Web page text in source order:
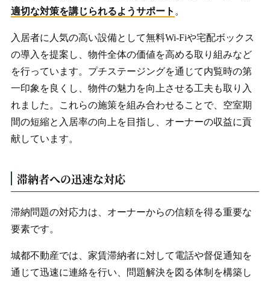
適切な対策を講じられるようサポート 。
入居者に人気の高い設備として無料Wi-Fiや宅配ボックス
の導入を提案し、物件全体の価値を高める取り組みなど
を行っています。プチステージングを通じて内覧時の第
一印象を良くし、物件の魅力を向上させる工夫も取り入
れました。これらの施策を組み合わせることで、空室期
間の短縮と入居率の向上を目指し、オーナーの収益に貢
献しています。
滞納者への迅速な対応
滞納問題の対応力は、オーナーからの信頼を得る重要な
要素です。
城都不動産では、家賃滞納者に対して電話や督促通知を
通じて迅速に連絡を行い、問題解決を図る体制を構築し